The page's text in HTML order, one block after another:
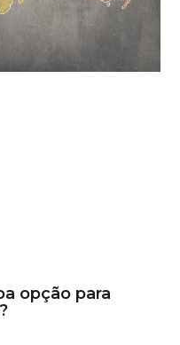
opção para